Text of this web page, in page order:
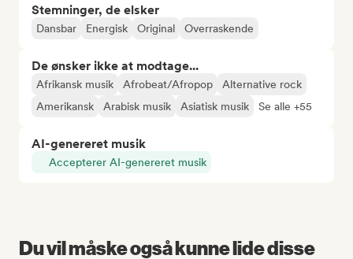
Stemninger, de elsker
Dansbar Energisk Original Overraskende
De ønsker ikke at modtage...
Afrikansk musik Afrobeat/Afropop
Alternative rock
Amerikansk
Arabisk musik Asiatisk musik Se alle +55
AI-genereret musik
Accepterer AI-genereret musik
Du vil måske også kunne lide disse